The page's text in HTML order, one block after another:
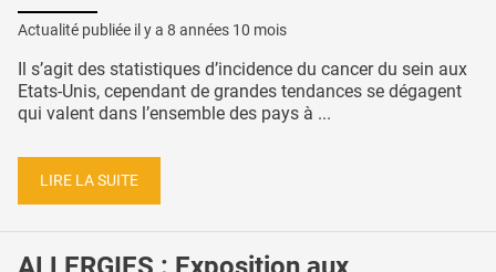
Actualité publiée il y a 8 années 10 mois
Il s’agit des statistiques d’incidence du cancer du sein aux
Etats-Unis, cependant de grandes tendances se dégagent
qui valent dans l’ensemble des pays à ...
LIRE LA SUITE